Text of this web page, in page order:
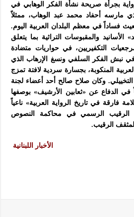
بجرأة صريحة نشأة الفكر الوهابي في
مارسه أحفاد محمد عبد الوهاب، ممثلاً
فساداً في معظم البلدان العربية اليوم.
والمقبوسات التراثية بما يتعلق
التكفيريين، في حواريات متضادة
نبش الفكر السلفي ونسغ الإرهاب الذي
المنكوبة، بجسارة سردية لافتة تمزج
التخييلي. وكان صلاح صالح أحد أعضاء لجنة
في الدفاع عن «ثعابين الأرشيف» بوصفها
فارقة في تاريخ الرواية العربية» ناعياً
الرقيب الرسمي في محاكمة النصوص
المثقف الرقيب.
الأخبار اللبنانية